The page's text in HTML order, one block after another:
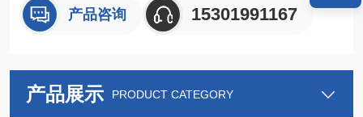
产品咨询 15301991167
产品展示 PRODUCT CATEGORY